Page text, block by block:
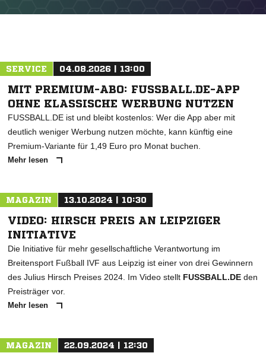
SERVICE 04.08.2026 | 13:00
MIT PREMIUM-ABO: FUSSBALL.DE-APP
OHNE KLASSISCHE WERBUNG NUTZEN
FUSSBALL.DE ist und bleibt kostenlos: Wer die App aber mit
deutlich weniger Werbung nutzen möchte, kann künftig eine
Premium-Variante für 1,49 Euro pro Monat buchen.
Mehr lesen
MAGAZIN 13.10.2024 | 10:30
VIDEO: HIRSCH PREIS AN LEIPZIGER
INITIATIVE
Die Initiative für mehr gesellschaftliche Verantwortung im
Breitensport Fußball IVF aus Leipzig ist einer von drei Gewinnern
des Julius Hirsch Preises 2024. Im Video stellt FUSSBALL.DE den
Preisträger vor.
Mehr lesen
MAGAZIN 22.09.2024 | 12:30